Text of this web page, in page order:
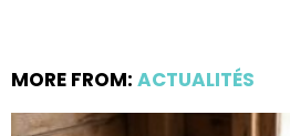
MORE FROM: ACTUALITÉS